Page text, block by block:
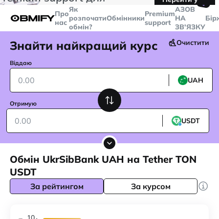
більше
Telegram
Про
нас
Як
розпочати
обмін?
ОбмінникиPremium
support
🤙
AЗОВ
НА
ЗВ'ЯЗКУ
Знайти найкращий курс Очистити
Віддаю
UAH
Отримую
USDT
Обмін UkrSibBank UAH на Tether TON
USDT
За рейтингом За курсом